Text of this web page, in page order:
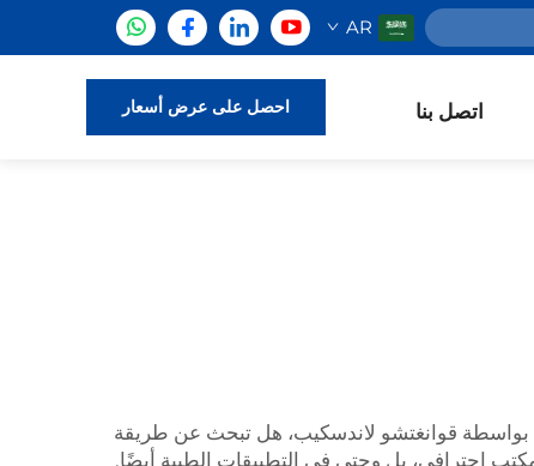
AR
اتصل بنا احصل على عرض أسعار
بواسطة قوانغتشو لاندسكيب، هل تبحث عن طريقة